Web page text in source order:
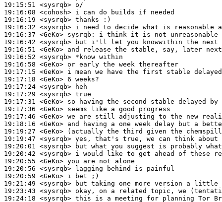
19:15:51 <sysrqb>
19:16:08 <cohosh>
19:16:19 <sysrqb>
19:16:32 <sysrqb>
19:16:37 <GeKo> sysrqb:
19:16:42 <sysrqb>
19:16:51 <GeKo>
19:16:52 <sysrqb>
19:16:58 <GeKo>
19:17:15 <GeKo>
19:17:18 <GeKo>
19:17:24 <sysrqb>
19:17:29 <sysrqb>
19:17:31 <GeKo>
19:17:36 <GeKo>
19:17:46 <GeKo>
19:18:16 <GeKo>
19:19:27 <GeKo>
19:19:47 <sysrqb>
19:20:01 <sysrqb>
19:20:42 <sysrqb>
19:20:55 <GeKo>
19:20:56 <sysrqb>
19:20:59 <GeKo>
19:21:49 <sysrqb>
19:23:43 <sysrqb>
19:24:18 <sysrqb>